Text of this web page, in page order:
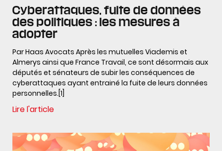
Cyberattaques, fuite de données
des politiques : les mesures à
adopter
Par Haas Avocats Après les mutuelles Viademis et
Almerys ainsi que France Travail, ce sont désormais aux
députés et sénateurs de subir les conséquences de
cyberattaques ayant entrainé la fuite de leurs données
personnelles.[1]
Lire l'article